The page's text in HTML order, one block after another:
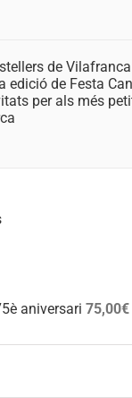
de
edició de Festa
per als més
aniversari 75,00€